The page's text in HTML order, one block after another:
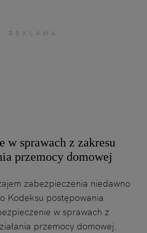
w sprawach z zakresu
przemocy domowej
zabezpieczenia niedawno
Kodeksu postępowania
w sprawach z
przemocy domowej.